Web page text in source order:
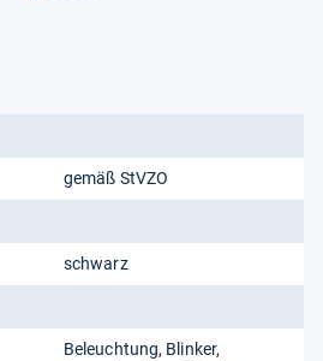
gemäß StVZO
schwarz
Beleuchtung, Blinker,